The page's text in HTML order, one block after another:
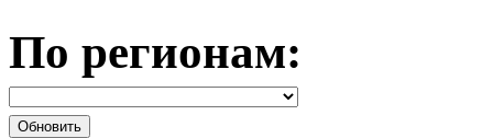
По регионам: